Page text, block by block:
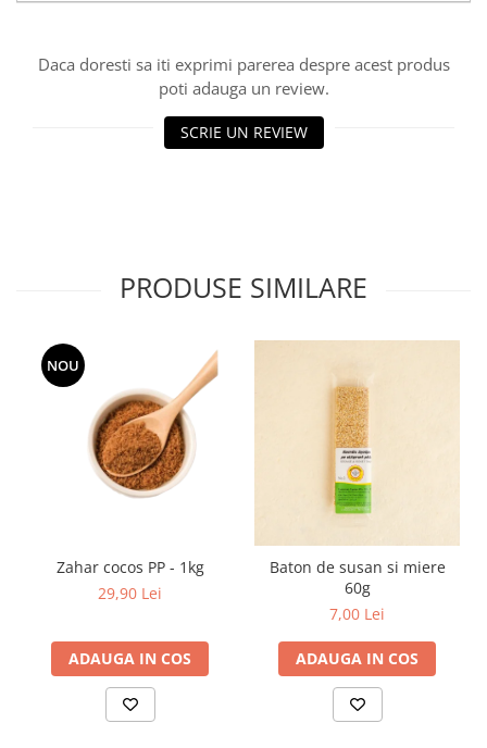
Daca doresti sa iti exprimi parerea despre acest produs
poti adauga un review.
SCRIE UN REVIEW
PRODUSE SIMILARE
NOU
Zahar cocos PP - 1kg
29,90 Lei
ADAUGA IN COS
Baton de susan si miere
60g
7,00 Lei
ADAUGA IN COS